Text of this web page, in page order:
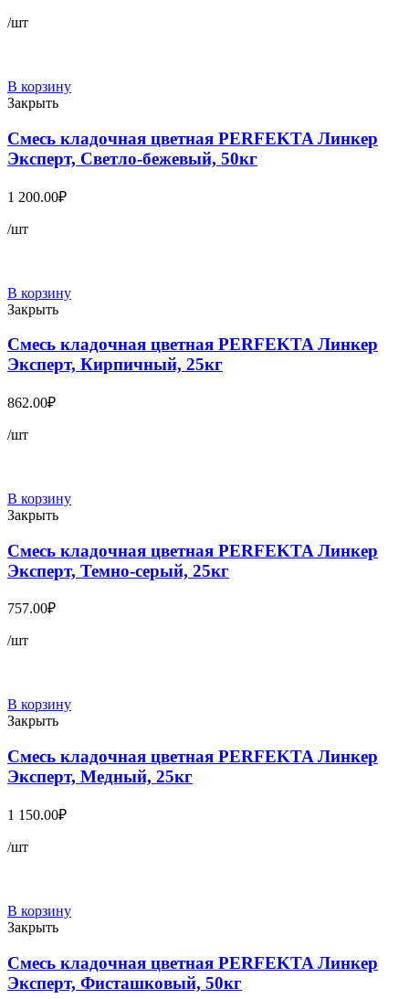
/шт
В корзину
Закрыть
Смесь кладочная цветная PERFEKTA Линкер
Эксперт, Светло-бежевый, 50кг
1 200.00₽
/шт
В корзину
Закрыть
Смесь кладочная цветная PERFEKTA Линкер
Эксперт, Кирпичный, 25кг
862.00₽
/шт
В корзину
Закрыть
Смесь кладочная цветная PERFEKTA Линкер
Эксперт, Темно-серый, 25кг
757.00₽
/шт
В корзину
Закрыть
Смесь кладочная цветная PERFEKTA Линкер
Эксперт, Медный, 25кг
1 150.00₽
/шт
В корзину
Закрыть
Смесь кладочная цветная PERFEKTA Линкер
Эксперт, Фисташковый, 50кг